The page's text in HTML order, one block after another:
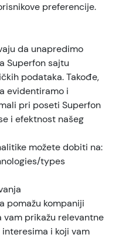
preferencije.
da unapredimo
Superfon sajtu
podataka. Takođe,
evidentiramo i
pri poseti Superfon
i efektnost našeg
možete dobiti na:
types
pomažu kompaniji
prikažu relevantne
i koji vam